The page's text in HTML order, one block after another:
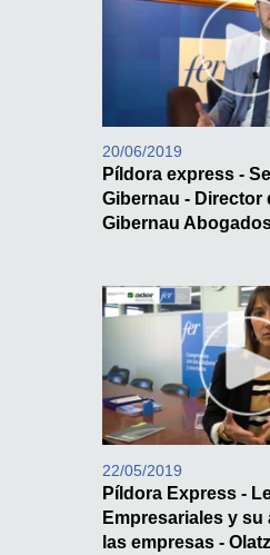
20/06/2019
Píldora express -
Gibernau - Director
Gibernau
22/05/2019
Píldora Express -
Empresariales y
las empresas -